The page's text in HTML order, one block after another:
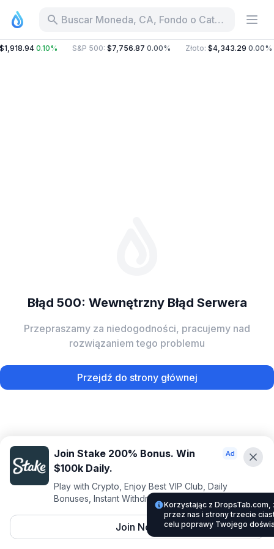
Buscar Moneda, CA, Fondo o Categoría
0.10% S&P 500: $7,756.87 0.00% Złoto: $4,343.29 0.00%
Błąd 500: Wewnętrzny Błąd Serwera
Przepraszamy za niedogodności, pracujemy nad
rozwiązaniem tego problemu
Przejdź do strony głównej
Join Stake 200% Bonus. Win
$100k Daily.
Play with Crypto, Enjoy Best VIP Club, Daily
Bonuses, Instant Withdrawals.
Join Now
Korzystając z DropsTab.com,
przez nas i strony trzecie
celu poprawy Twojego